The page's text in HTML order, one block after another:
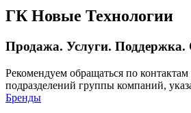
ГК Новые Технологии
Продажа. Услуги. Поддержка.
Рекомендуем обращаться по
подразделений группы компаний,
Бренды